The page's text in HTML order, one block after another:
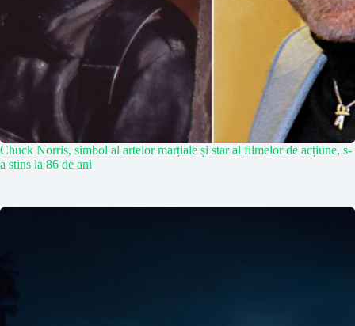
Chuck Norris, simbol al artelor marțiale și star al filmelor de acțiune, s-
a stins la 86 de ani